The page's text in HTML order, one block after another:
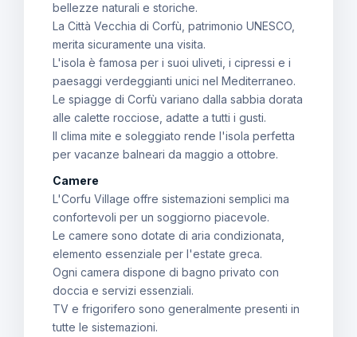
bellezze naturali e storiche.
La Città Vecchia di Corfù, patrimonio UNESCO,
merita sicuramente una visita.
L'isola è famosa per i suoi uliveti, i cipressi e i
paesaggi verdeggianti unici nel Mediterraneo.
Le spiagge di Corfù variano dalla sabbia dorata
alle calette rocciose, adatte a tutti i gusti.
Il clima mite e soleggiato rende l'isola perfetta
per vacanze balneari da maggio a ottobre.
Camere
L'Corfu Village offre sistemazioni semplici ma
confortevoli per un soggiorno piacevole.
Le camere sono dotate di aria condizionata,
elemento essenziale per l'estate greca.
Ogni camera dispone di bagno privato con
doccia e servizi essenziali.
TV e frigorifero sono generalmente presenti in
tutte le sistemazioni.